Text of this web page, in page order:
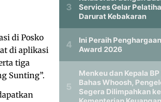
di Posko
di aplikasi
tiga
Sunting”.